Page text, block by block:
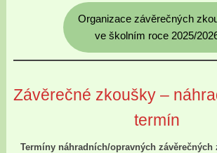
Organizace závěrečných
ve školním roce 2025/
Závěrečné zkoušky –
termín
Termíny náhradních/opravných